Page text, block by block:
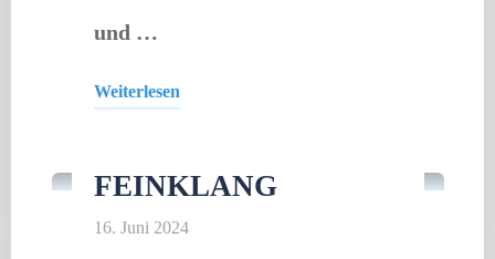
und …
Weiterlesen
–
&
FEINKLANG
16. Juni 2024